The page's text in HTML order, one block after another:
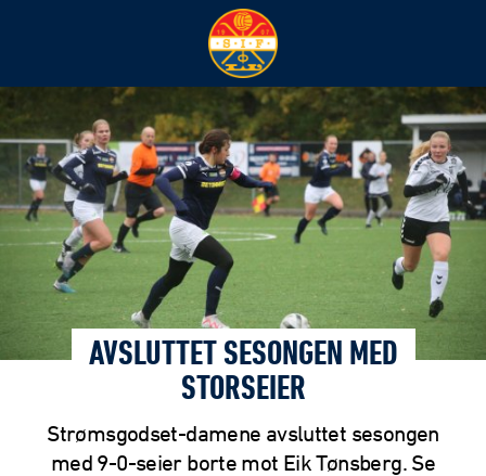
AVSLUTTET SESONGEN MED
STORSEIER
Strømsgodset-damene avsluttet sesongen
med 9-0-seier borte mot Eik Tønsberg. Se